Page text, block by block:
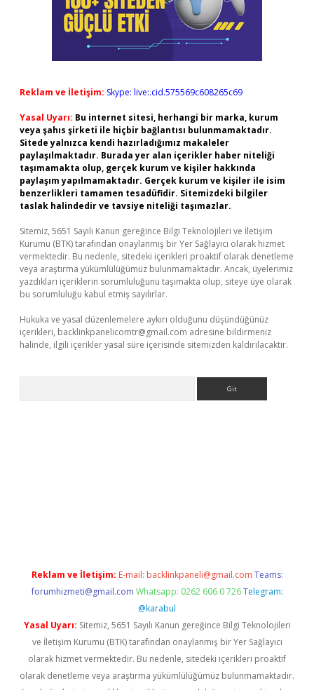
Reklam ve İletişim: Skype: live:.cid.575569c608265c69
Yasal Uyarı: Bu internet sitesi, herhangi bir marka, kurum
veya şahıs şirketi ile hiçbir bağlantısı bulunmamaktadır.
Sitede yalnızca kendi hazırladığımız makaleler
paylaşılmaktadır. Burada yer alan içerikler haber niteliği
taşımamakta olup, gerçek kurum ve kişiler hakkında
paylaşım yapılmamaktadır. Gerçek kurum ve kişiler ile isim
benzerlikleri tamamen tesadüfidir. Sitemizdeki bilgiler
taslak halindedir ve tavsiye niteliği taşımazlar.
Sitemiz, 5651 Sayılı Kanun gereğince Bilgi Teknolojileri ve İletişim
Kurumu (BTK) tarafından onaylanmış bir Yer Sağlayıcı olarak hizmet
vermektedir. Bu nedenle, sitedeki içerikleri proaktif olarak denetleme
veya araştırma yükümlülüğümüz bulunmamaktadır. Ancak, üyelerimiz
yazdıkları içeriklerin sorumluluğunu taşımakta olup, siteye üye olarak
bu sorumluluğu kabul etmiş sayılırlar.
Hukuka ve yasal düzenlemelere aykırı olduğunu düşündüğünüz
içerikleri, backlinkpanelicomtr@gmail.com adresine bildirmeniz
halinde, ilgili içerikler yasal süre içerisinde sitemizden kaldırılacaktır.
Reklam ve İletişim: E-mail: backlinkpaneli@gmail.com Teams:
forumhizmeti@gmail.com Whatsapp: 0262 606 0 726 Telegram:
@karabul
Yasal Uyarı: Sitemiz, 5651 Sayılı Kanun gereğince Bilgi Teknolojileri
ve İletişim Kurumu (BTK) tarafından onaylanmış bir Yer Sağlayıcı
olarak hizmet vermektedir. Bu nedenle, sitedeki içerikleri proaktif
olarak denetleme veya araştırma yükümlülüğümüz bulunmamaktadır.